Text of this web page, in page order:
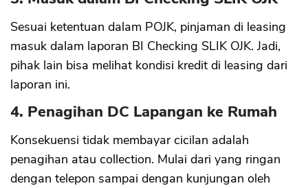
Sesuai ketentuan dalam POJK, pinjaman di leasing
masuk dalam laporan BI Checking SLIK OJK. Jadi,
pihak lain bisa melihat kondisi kredit di leasing dari
laporan ini.
4. Penagihan DC Lapangan ke Rumah
Konsekuensi tidak membayar cicilan adalah
penagihan atau collection. Mulai dari yang ringan
dengan telepon sampai dengan kunjungan oleh